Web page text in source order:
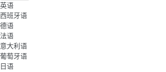
英语
西班牙语
德语
法语
意大利语
葡萄牙语
日语